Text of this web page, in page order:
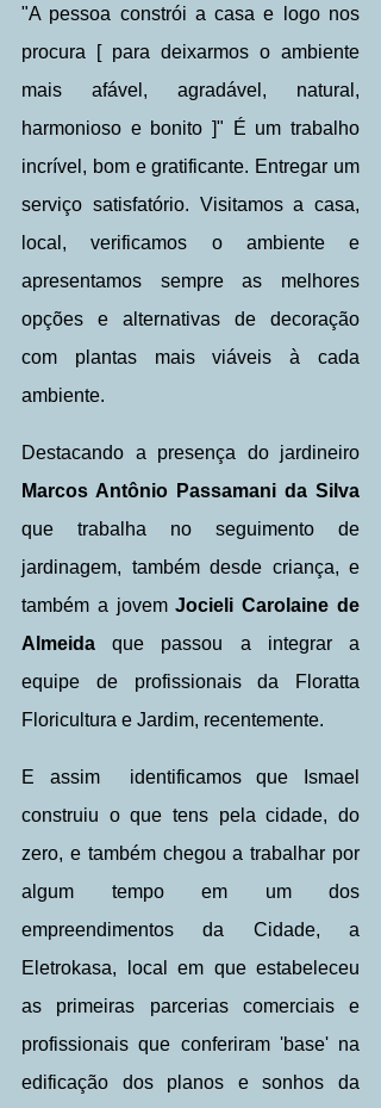
"A pessoa constrói a casa e logo nos
procura [ para deixarmos o ambiente
mais afável, agradável, natural,
harmonioso e bonito ]" É um trabalho
incrível, bom e gratificante. Entregar um
serviço satisfatório. Visitamos a casa,
local, verificamos o ambiente e
apresentamos sempre as melhores
opções e alternativas de decoração
com plantas mais viáveis à cada
ambiente.
Marcos Antônio Passamani da Silva
que trabalha no seguimento de
jardinagem, também desde criança, e
também a jovem Jocieli Carolaine de
Almeida que passou a integrar a
equipe de profissionais da Floratta
Floricultura e Jardim, recentemente.
E assim  identificamos que Ismael
construiu o que tens pela cidade, do
zero, e também chegou a trabalhar por
algum tempo em um dos
empreendimentos da Cidade, a
Eletrokasa, local em que estabeleceu
as primeiras parcerias comerciais e
profissionais que conferiram 'base' na
edificação dos planos e sonhos da